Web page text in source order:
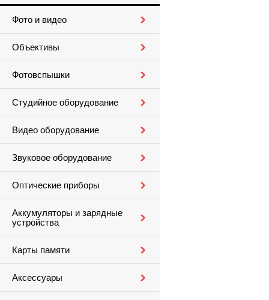
Фото и видео
Объективы
Фотовспышки
Студийное оборудование
Видео оборудование
Звуковое оборудование
Оптические приборы
Аккумуляторы и зарядные
устройства
Карты памяти
Аксессуары